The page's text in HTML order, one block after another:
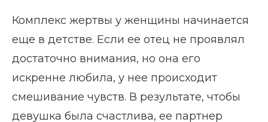
Комплекс жертвы у женщины начинается
еще в детстве. Если ее отец не проявлял
достаточно внимания, но она его
искренне любила, у нее происходит
смешивание чувств. В результате, чтобы
девушка была счастлива, ее партнер